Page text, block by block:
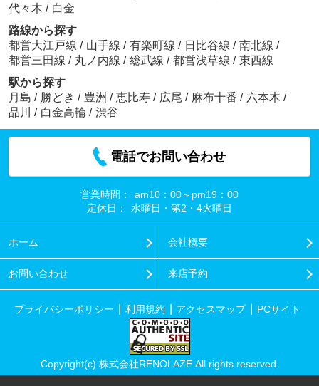
代々木 / 白金
路線から探す
都営大江戸線 / 山手線 / 有楽町線 / 日比谷線 / 南北線 /
都営三田線 / 丸ノ内線 / 総武線 / 都営浅草線 / 東西線
駅から探す
月島 / 勝どき / 豊洲 / 恵比寿 / 広尾 / 麻布十番 / 六本木 /
品川
/ 白金高輪 / 渋谷
電話でお問い合わせ
営業時間：
am10：00～pm19：00
定休日：
水曜日・第2・4火曜日
ホーム 会社概要
お問い合わせ 来店予約
プライバシーポリシー 利用規約 アクセスマップ PCサイト
Copyright(c) 株式会社RENOLAZE All rights reserved.